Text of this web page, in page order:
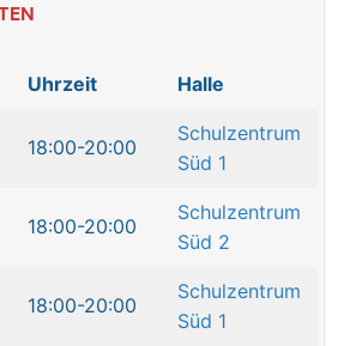
Uhrzeit Halle
18:00-20:00
Schulzentrum
Süd 1
18:00-20:00
Schulzentrum
Süd 2
18:00-20:00
Schulzentrum
Süd 1